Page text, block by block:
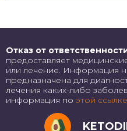
Отказ от
предоставляет
или лечение. Информация
предназначена для
лечения каких-либо
информация по этой ссылке